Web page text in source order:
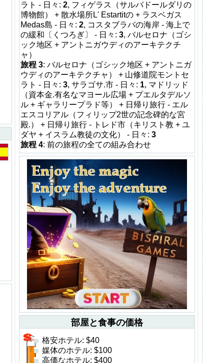
ラト - 日々: 2, フィゲラス（サルバドールダリの
博物館） + 散水場所L' Estartitの + ラスベガス
Medas島 - 日々: 2, コスタブラバの海岸 - 海上で
の緩和〔くつろぎ〕 - 日々: 3, バルセロナ（ゴシ
ック地区 + アントニガウディのアーキテクチ
ャ）
旅程 3: バルセロナ（ゴシック地区 + アントニガ
ウディのアーキテクチャ） + 山修道院モントセ
ラト - 日々: 3, サラゴサ.市 - 日々: 1, マドリッド
（資本金.有名なマヨール広場 + プエルタデルソ
ル + ギャラリープラド等） + 日帰り旅行 - エル
エスコリアル（フィリップ2世の記念碑的な宮
殿.） + 日帰り旅行 - トレド市（キリスト教 + ユ
ダヤ + イスラム教徒の文化） - 日々: 3
旅程 4: 前の旅程の全ての組み合わせ
部屋と食事の価格
格安ホテル: $40
媒体のホテル: $100
高価なホテル: $400